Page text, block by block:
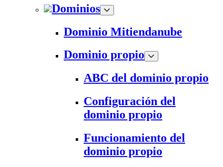
Dominios
Dominio Mitiendanube
Dominio propio
ABC del dominio propio
Configuración del
dominio propio
Funcionamiento del
dominio propio